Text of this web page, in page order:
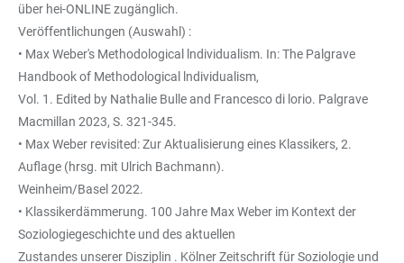
über hei-ONLINE zugänglich.
Veröffentlichungen (Auswahl) :
• Max Weber's Methodological lndividualism. In: The Palgrave
Handbook of Methodological lndividualism,
Vol. 1. Edited by Nathalie Bulle and Francesco di lorio. Palgrave
Macmillan 2023, S. 321-345.
• Max Weber revisited: Zur Aktualisierung eines Klassikers, 2.
Auflage (hrsg. mit Ulrich Bachmann).
Weinheim/Basel 2022.
• Klassikerdämmerung. 100 Jahre Max Weber im Kontext der
Soziologiegeschichte und des aktuellen
Zustandes unserer Disziplin . Kölner Zeitschrift für Soziologie und